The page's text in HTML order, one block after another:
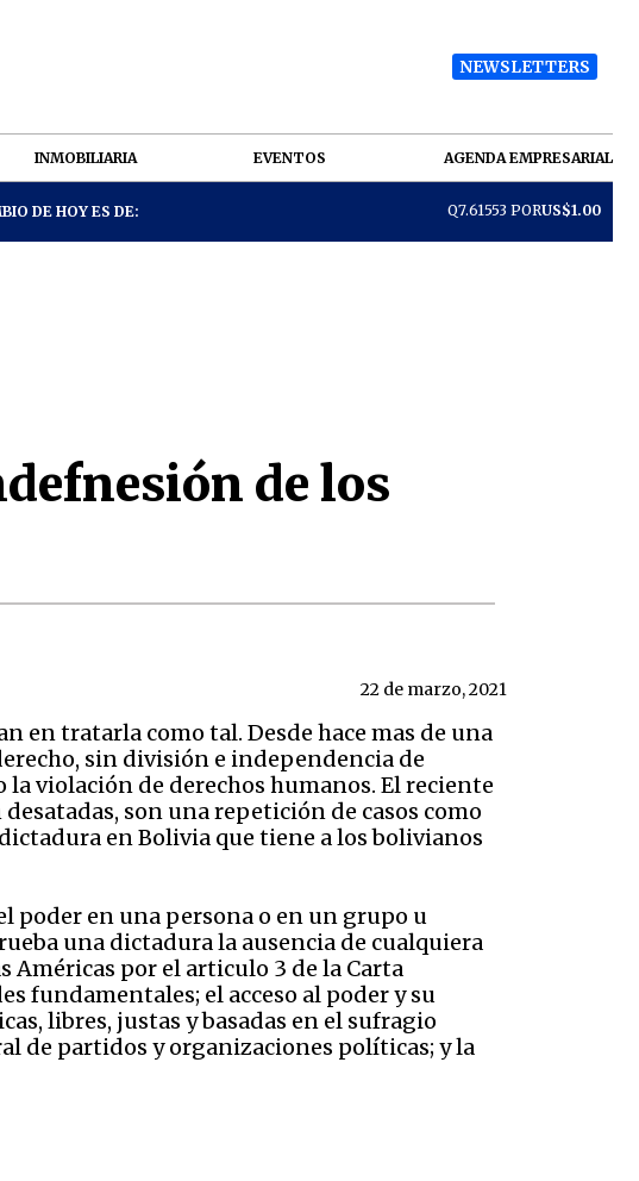
NEWSLETTERS
INMOBILIARIA EVENTOS AGENDA EMPRESARIAL
DE HOY ES DE: Q7.61553 PORUS$1.00
de los
22 de marzo, 2021
en tratarla como tal. Desde hace mas de una
sin división e independencia de
violación de derechos humanos. El reciente
son una repetición de casos como
dictadura en Bolivia que tiene a los bolivianos
poder en una persona o en un grupo u
una dictadura la ausencia de cualquiera
Américas por el articulo 3 de la Carta
fundamentales; el acceso al poder y su
libres, justas y basadas en el sufragio
de partidos y organizaciones políticas; y la